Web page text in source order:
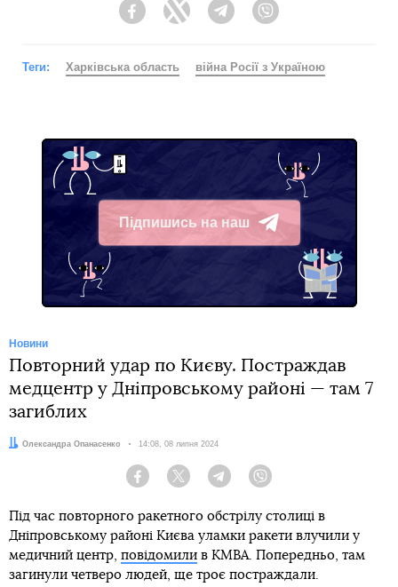
FacebookTwitter Telegram
Теги: Харківська область війна Росії з Україною
Підпишись на наш
Telegram
Новини
Повторний удар по Києву. Постраждав
медцентр у Дніпровському районі — там 7
загиблих
Автор:
Олександра Опанасенко Дата:
14:08, 08 липня 2024
Facebook Twitter Telegram
Під час повторного ракетного обстрілу столиці в
Дніпровському районі Києва уламки ракети влучили у
медичний центр, повідомили в КМВА. Попередньо, там
загинули четверо людей, ще троє постраждали.